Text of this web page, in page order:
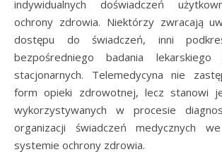
indywidualnych doświadczeń
ochrony zdrowia. Niektórzy zwracają
dostępu do świadczeń, inni
bezpośredniego badania
stacjonarnych. Telemedycyna nie
form opieki zdrowotnej, lecz stanowi
wykorzystywanych w procesie
organizacji świadczeń medycznych we
systemie ochrony zdrowia.